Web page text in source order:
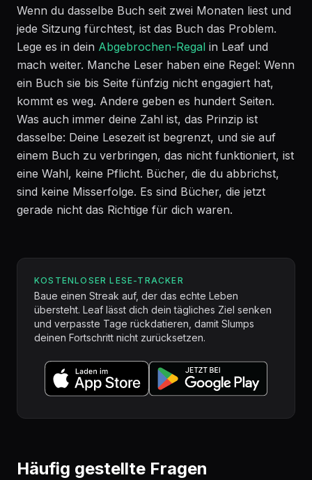
Wenn du dasselbe Buch seit zwei Monaten liest und
jede Sitzung fürchtest, ist das Buch das Problem.
Lege es in dein Abgebrochen-Regal in Leaf und
mach weiter. Manche Leser haben eine Regel: Wenn
ein Buch sie bis Seite fünfzig nicht engagiert hat,
kommt es weg. Andere geben es hundert Seiten.
Was auch immer deine Zahl ist, das Prinzip ist
dasselbe: Deine Lesezeit ist begrenzt, und sie auf
einem Buch zu verbringen, das nicht funktioniert, ist
eine Wahl, keine Pflicht. Bücher, die du abbrichst,
sind keine Misserfolge. Es sind Bücher, die jetzt
gerade nicht das Richtige für dich waren.
KOSTENLOSER LESE-TRACKER
Baue einen Streak auf, der das echte Leben
übersteht. Leaf lässt dich dein tägliches Ziel senken
und verpasste Tage rückdatieren, damit Slumps
deinen Fortschritt nicht zurücksetzen.
Häufig gestellte Fragen